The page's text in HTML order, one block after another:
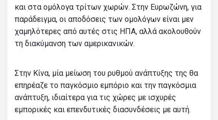
και στα ομόλογα τρίτων χωρών. Στην Ευρωζώνη, για
παράδειγμα, οι αποδόσεις των ομολόγων είναι μεν
χαμηλότερες από αυτές στις ΗΠΑ, αλλά ακολουθούν
τη διακύμανση των αμερικανικών.
Στην Κίνα, μία μείωση του ρυθμού ανάπτυξης της θα
επηρέαζε το παγκόσμιο εμπόριο και την παγκόσμια
ανάπτυξη, ιδιαίτερα για τις χώρες με ισχυρές
εμπορικές και επενδυτικές διασυνδέσεις με αυτή.